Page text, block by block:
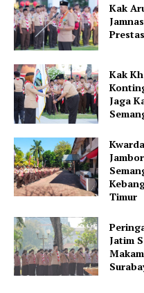
Kak
Kak
Jaga
Timur
Jatim